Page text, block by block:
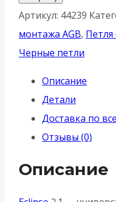
Петля
AGB
(АГБ) ECLIPSE
E30200.92.93
накладки
комплекте)
Черный
Артикул: 44239
монтажа AGB, Петля
Черные петли
Описание
Детали
Доставка по
Отзывы (0)
Описание